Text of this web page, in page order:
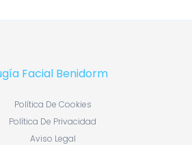
Política De Cookies
Política De Privacidad
Aviso Legal